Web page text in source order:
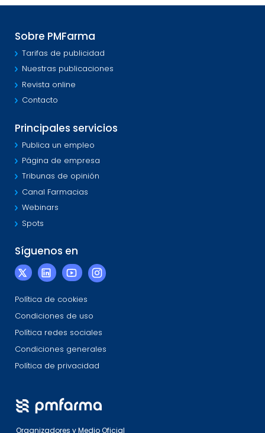
Sobre PMFarma
Tarifas de publicidad
Nuestras publicaciones
Revista online
Contacto
Principales servicios
Publica un empleo
Página de empresa
Tribunas de opinión
Canal Farmacias
Webinars
Spots
Síguenos en
Política de cookies
Condiciones de uso
Política redes sociales
Condiciones generales
Política de privacidad
Organizadores y Medio Oficial